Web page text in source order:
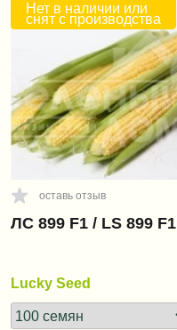
Нет в наличии или
снят с производства
оставь отзыв
ЛС 899 F1 / LS 899 F1
Lucky Seed